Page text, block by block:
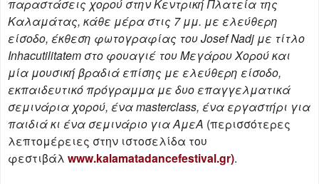
παραστάσεις χορού στην Κεντρική Πλατεία της
Καλαμάτας, κάθε μέρα στις 7 μμ. με ελεύθερη
είσοδο, έκθεση φωτογραφίας του Josef Nadj με τίτλο
Inhacutilitatem στο φουαγιέ του Μεγάρου Χορού και
μία μουσική βραδιά επίσης με ελεύθερη είσοδο,
εκπαιδευτικό πρόγραμμα με δυο επαγγελματικά
σεμινάρια χορού, ένα masterclass, ένα εργαστήρι για
παιδιά κι ένα σεμινάριο για ΑμεΑ (περισσότερες
λεπτομέρειες στην ιστοσελίδα του
φεστιβάλ www.kalamatadancefestival.gr).